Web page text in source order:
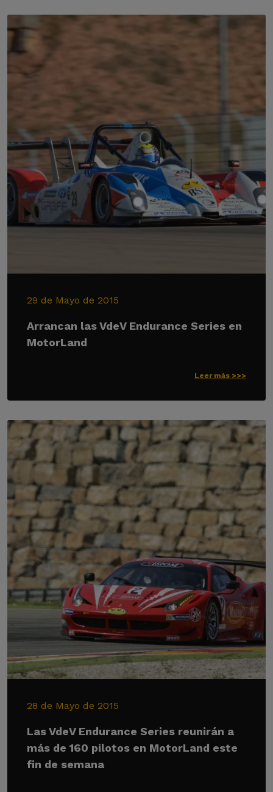
29 de Mayo de 2015
Arrancan las VdeV Endurance Series en
MotorLand
Leer más >>>
28 de Mayo de 2015
Las VdeV Endurance Series reunirán a
más de 160 pilotos en MotorLand este
fin de semana